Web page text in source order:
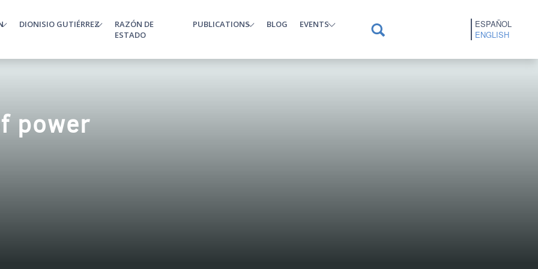
DIONISIO GUTIÉRREZ
RAZÓN DE
ESTADO
PUBLICATIONS BLOG EVENTS
ESPAÑOL
ENGLISH
power